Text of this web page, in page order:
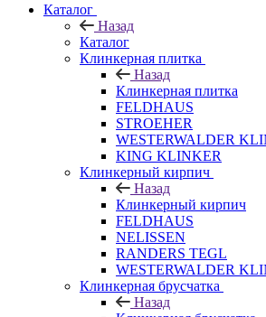
Каталог
Назад
Каталог
Клинкерная плитка
Назад
Клинкерная плитка
FELDHAUS
STROEHER
WESTERWALDER
KING KLINKER
Клинкерный кирпич
Назад
Клинкерный кирпич
FELDHAUS
NELISSEN
RANDERS TEGL
WESTERWALDER
Клинкерная брусчатка
Назад